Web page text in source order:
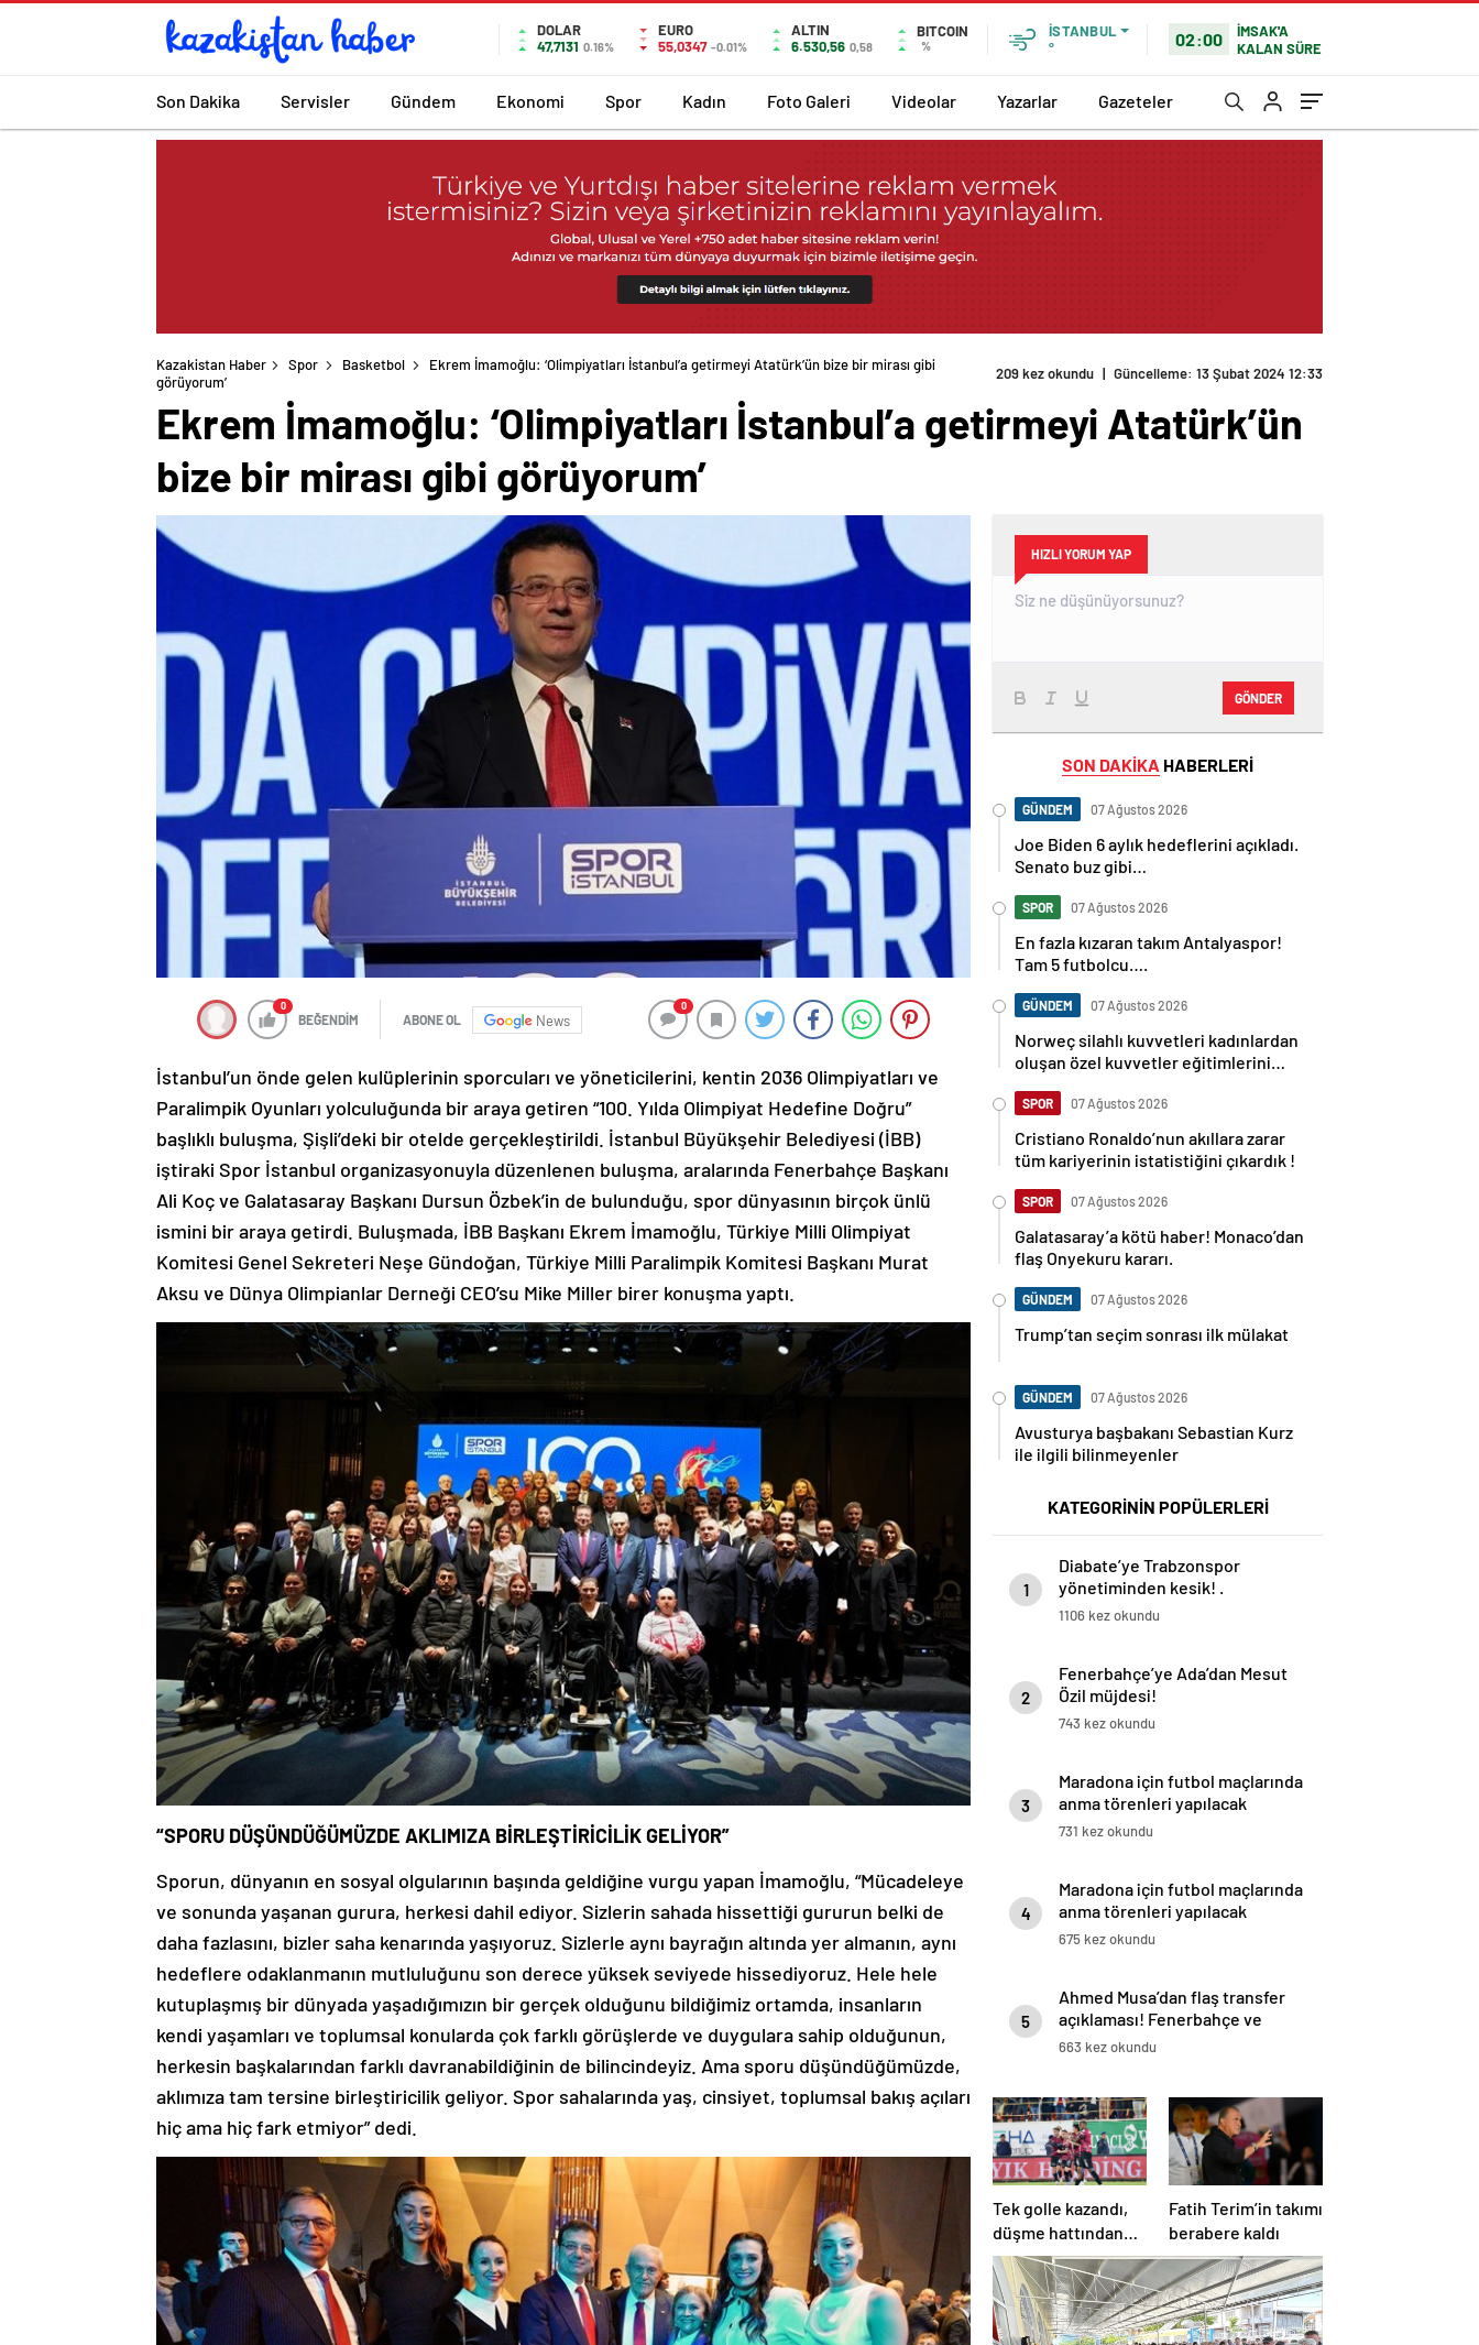
DOLAR
47,7131 0.16%
EURO
55,0347 -0.01%
ALTIN
6.530,56 0,58
BITCOIN
%
İSTANBUL
°
02:00
İMSAK'A
KALAN SÜRE
Son Dakika Servisler Gündem Ekonomi Spor Kadın Foto Galeri Videolar Yazarlar Gazeteler
Kazakistan Haber Spor Basketbol Ekrem İmamoğlu: ‘Olimpiyatları İstanbul’a getirmeyi Atatürk’ün bize bir mirası gibi görüyorum’
Ekrem İmamoğlu: ‘Olimpiyatları İstanbul’a getirmeyi Atatürk’ün
bize bir mirası gibi görüyorum’
News
Paralimpik Oyunları yolculuğunda bir araya getiren “100. Yılda Olimpiyat Hedefine Doğru”
başlıklı buluşma, Şişli’deki bir otelde gerçekleştirildi. İstanbul Büyükşehir Belediyesi (İBB)
iştiraki Spor İstanbul organizasyonuyla düzenlenen buluşma, aralarında Fenerbahçe Başkanı
Ali Koç ve Galatasaray Başkanı Dursun Özbek’in de bulunduğu, spor dünyasının birçok ünlü
ismini bir araya getirdi. Buluşmada, İBB Başkanı Ekrem İmamoğlu, Türkiye Milli Olimpiyat
Komitesi Genel Sekreteri Neşe Gündoğan, Türkiye Milli Paralimpik Komitesi Başkanı Murat
Aksu ve Dünya Olimpianlar Derneği CEO’su Mike Miller birer konuşma yaptı.
ve sonunda yaşanan gurura, herkesi dahil ediyor. Sizlerin sahada hissettiği gururun belki de
daha fazlasını, bizler saha kenarında yaşıyoruz. Sizlerle aynı bayrağın altında yer almanın, aynı
hedeflere odaklanmanın mutluluğunu son derece yüksek seviyede hissediyoruz. Hele hele
kutuplaşmış bir dünyada yaşadığımızın bir gerçek olduğunu bildiğimiz ortamda, insanların
kendi yaşamları ve toplumsal konularda çok farklı görüşlerde ve duygulara sahip olduğunun,
herkesin başkalarından farklı davranabildiğinin de bilincindeyiz. Ama sporu düşündüğümüzde,
aklımıza tam tersine birleştiricilik geliyor. Spor sahalarında yaş, cinsiyet, toplumsal bakış açıları
hiç ama hiç fark etmiyor” dedi.
HIZLI YORUM YAP
GÖNDER
Joe Biden 6 aylık hedeflerini açıkladı.
Senato buz gibi…
En fazla kızaran takım Antalyaspor!
Tam 5 futbolcu….
Norweç silahlı kuvvetleri kadınlardan
oluşan özel kuvvetler eğitimlerini
başlattı.
Cristiano Ronaldo’nun akıllara zarar
tüm kariyerinin istatistiğini çıkardık !
Galatasaray’a kötü haber! Monaco’dan
flaş Onyekuru kararı.
Trump’tan seçim sonrası ilk mülakat
Avusturya başbakanı Sebastian Kurz
ile ilgili bilinmeyenler
1
yönetiminden kesik! .
1106 kez okundu
2
Özil müjdesi!
743 kez okundu
3
anma törenleri yapılacak
731 kez okundu
4
anma törenleri yapılacak
675 kez okundu
5
açıklaması! Fenerbahçe ve
Galatasaray…
663 kez okundu
Tek golle kazandı,
düşme hattından
çıktı
Fatih Terim’in takımı
berabere kaldı